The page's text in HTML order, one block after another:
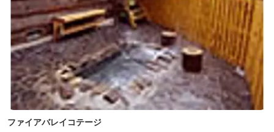
ファイアバレイコテージ